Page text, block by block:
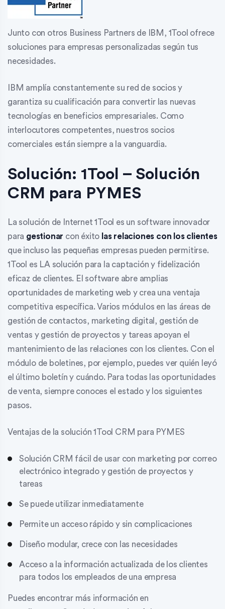
Junto con otros Business Partners de IBM, 1Tool ofrece
soluciones para empresas personalizadas según tus
necesidades.
IBM amplía constantemente su red de socios y
garantiza su cualificación para convertir las nuevas
tecnologías en beneficios empresariales. Como
interlocutores competentes, nuestros socios
comerciales están siempre a la vanguardia.
Solución: 1Tool – Solución
CRM para PYMES
La solución de Internet 1Tool es un software innovador
para gestionar con éxito las relaciones con los clientes
que incluso las pequeñas empresas pueden permitirse.
1Tool es LA solución para la captación y fidelización
eficaz de clientes. El software abre amplias
oportunidades de marketing web y crea una ventaja
competitiva específica. Varios módulos en las áreas de
gestión de contactos, marketing digital , gestión de
ventas y gestión de proyectos y tareas apoyan el
mantenimiento de las relaciones con los clientes. Con el
módulo de boletines, por ejemplo, puedes ver quién leyó
el último boletín y cuándo. Para todas las oportunidades
de venta, siempre conoces el estado y los siguientes
pasos.
Ventajas de la solución 1Tool CRM para PYMES
Solución CRM fácil de usar con marketing por correo
electrónico integrado y gestión de proyectos y
tareas
Se puede utilizar inmediatamente
Permite un acceso rápido y sin complicaciones
Diseño modular, crece con las necesidades
Acceso a la información actualizada de los clientes
para todos los empleados de una empresa
Puedes encontrar más información en